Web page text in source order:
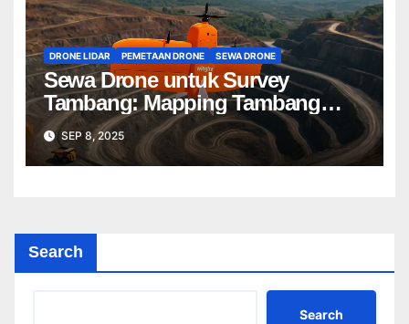
DRONE LIDAR PEMETAAN DRONE SEWA DRONE
Sewa Drone untuk Survey
Tambang: Mapping Tambang
Profesional Lebih Cepat & Akurat
SEP 8, 2025
Search
Search